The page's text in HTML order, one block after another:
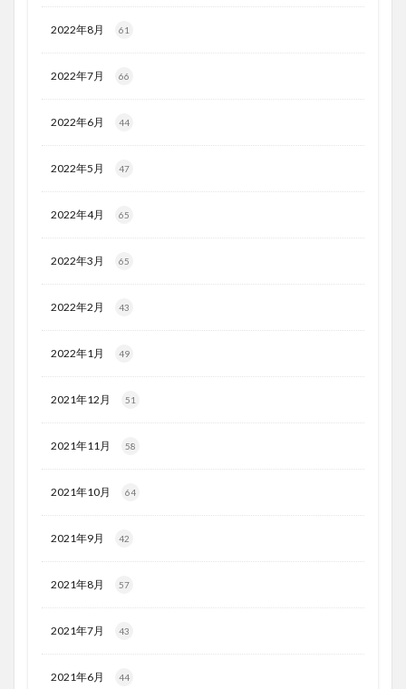
2022年8月 61
2022年7月 66
2022年6月 44
2022年5月 47
2022年4月 65
2022年3月 65
2022年2月 43
2022年1月 49
2021年12月 51
2021年11月 58
2021年10月 64
2021年9月 42
2021年8月 57
2021年7月 43
2021年6月 44